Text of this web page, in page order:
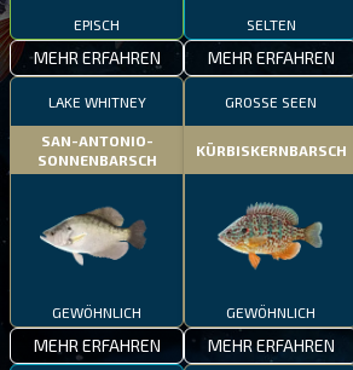
EPISCH
MEHR ERFAHREN
SELTEN
MEHR ERFAHREN
LAKE WHITNEY
SAN-ANTONIO-
SONNENBARSCH
GEWÖHNLICH
MEHR ERFAHREN
GROSSE SEEN
KÜRBISKERNBARSCH
GEWÖHNLICH
MEHR ERFAHREN